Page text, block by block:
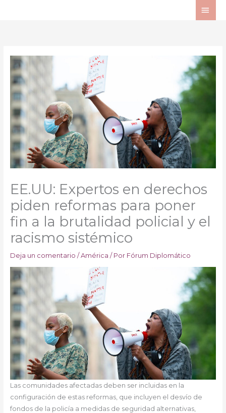
EE.UU: Expertos en derechos
piden reformas para poner
fin a la brutalidad policial y el
racismo sistémico
Deja un comentario / América / Por Fórum Diplomático
Las comunidades afectadas deben ser incluidas en la
configuración de estas reformas, que incluyen el desvío de
fondos de la policía a medidas de seguridad alternativas,